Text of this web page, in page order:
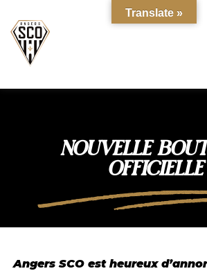
NOUVELLE
OFFICIELLE
Angers SCO est heureux
Translate »